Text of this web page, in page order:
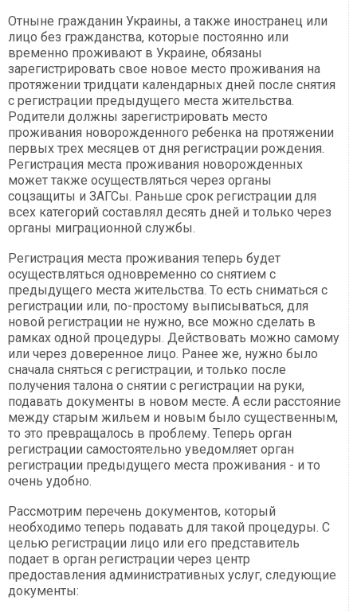
Отныне гражданин Украины, а также иностранец или
лицо без гражданства, которые постоянно или
временно проживают в Украине, обязаны
зарегистрировать свое новое место проживания на
протяжении тридцати календарных дней после снятия
с регистрации предыдущего места жительства.
Родители должны зарегистрировать место
проживания новорожденного ребенка на протяжении
первых трех месяцев от дня регистрации рождения.
Регистрация места проживания новорожденных
может также осуществляться через органы
соцзащиты и ЗАГСы. Раньше срок регистрации для
всех категорий составлял десять дней и только через
органы миграционной службы.
Регистрация места проживания теперь будет
осуществляться одновременно со снятием с
предыдущего места жительства. То есть сниматься с
регистрации или, по-простому выписываться, для
новой регистрации не нужно, все можно сделать в
рамках одной процедуры. Действовать можно самому
или через доверенное лицо. Ранее же, нужно было
сначала сняться с регистрации, и только после
получения талона о снятии с регистрации на руки,
подавать документы в новом месте. А если расстояние
между старым жильем и новым было существенным,
то это превращалось в проблему. Теперь орган
регистрации самостоятельно уведомляет орган
регистрации предыдущего места проживания - и то
очень удобно.
Рассмотрим перечень документов, который
необходимо теперь подавать для такой процедуры. С
целью регистрации лицо или его представитель
подает в орган регистрации через центр
предоставления административных услуг, следующие
документы: